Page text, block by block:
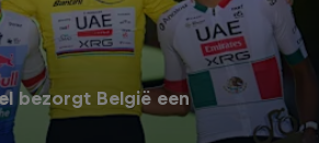
bezorgt België een